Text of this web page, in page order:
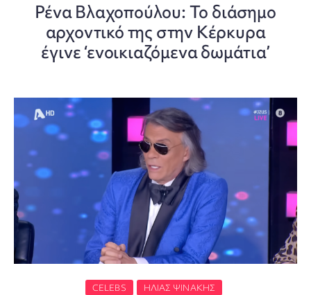
Ρένα Βλαχοπούλου: Το διάσημο
αρχοντικό της στην Κέρκυρα
έγινε ‘ενοικιαζόμενα δωμάτια’
CELEBS ΗΛΊΑΣ ΨΙΝΆΚΗΣ